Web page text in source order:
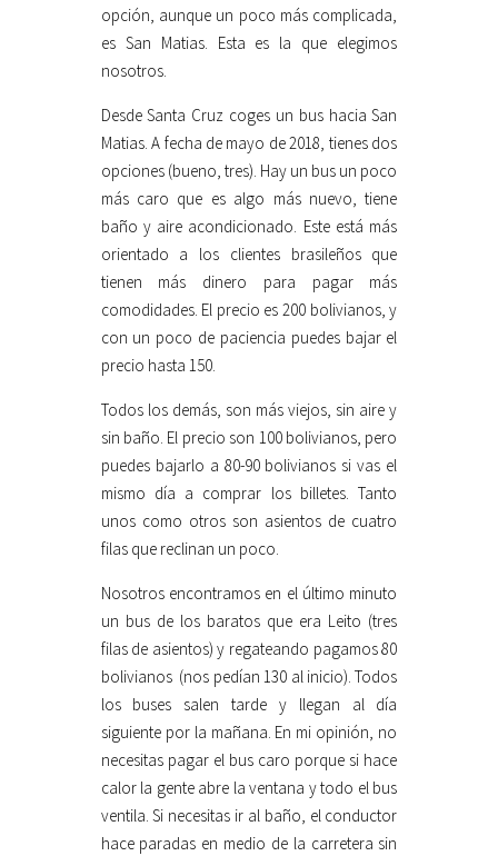
opción, aunque un poco más complicada,
es San Matias. Esta es la que elegimos
nosotros.
Desde Santa Cruz coges un bus hacia San
Matias. A fecha de mayo de 2018, tienes dos
opciones (bueno, tres). Hay un bus un poco
más caro que es algo más nuevo, tiene
baño y aire acondicionado. Este está más
orientado a los clientes brasileños que
tienen más dinero para pagar más
comodidades. El precio es 200 bolivianos, y
con un poco de paciencia puedes bajar el
precio hasta 150.
Todos los demás, son más viejos, sin aire y
sin baño. El precio son 100 bolivianos, pero
puedes bajarlo a 80-90 bolivianos si vas el
mismo día a comprar los billetes. Tanto
unos como otros son asientos de cuatro
filas que reclinan un poco.
Nosotros encontramos en el último minuto
un bus de los baratos que era Leito (tres
filas de asientos) y regateando pagamos 80
bolivianos (nos pedían 130 al inicio). Todos
los buses salen tarde y llegan al día
siguiente por la mañana. En mi opinión, no
necesitas pagar el bus caro porque si hace
calor la gente abre la ventana y todo el bus
ventila. Si necesitas ir al baño, el conductor
hace paradas en medio de la carretera sin